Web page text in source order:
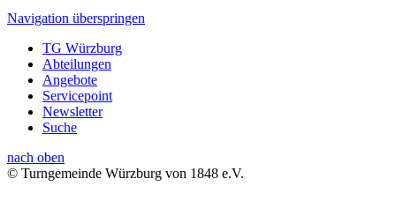
Navigation überspringen
TG Würzburg
Abteilungen
Angebote
Servicepoint
Newsletter
Suche
nach oben
© Turngemeinde Würzburg von 1848 e.V.